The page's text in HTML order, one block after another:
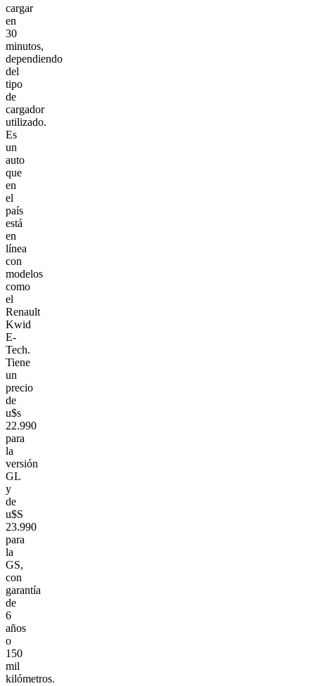
cargar
en
30
minutos,
dependiendo
del
tipo
de
cargador
utilizado.
Es
un
auto
que
en
el
país
está
en
línea
con
modelos
como
el
Renault
Kwid
E-
Tech.
Tiene
un
precio
de
u$s
22.990
para
la
versión
GL
y
de
u$S
23.990
para
la
GS,
con
garantía
de
6
años
o
150
mil
kilómetros.